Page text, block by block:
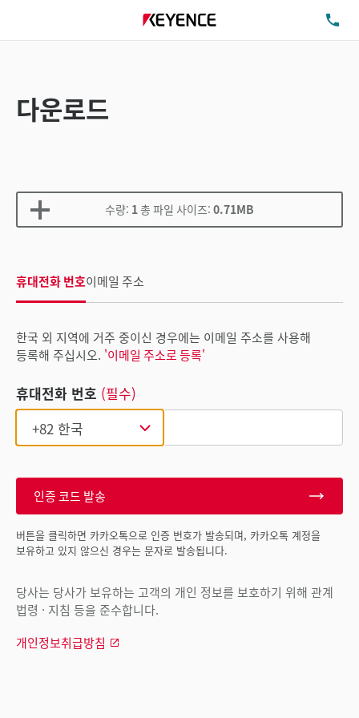
다운로드
수량: 1총 파일 사이즈: 0.71MB
휴대전화 번호이메일 주소
한국 외 지역에 거주 중이신 경우에는 이메일 주소를 사용해
등록해 주십시오. '이메일 주소로 등록'
휴대전화 번호 (필수)
인증 코드 발송
버튼을 클릭하면 카카오톡으로 인증 번호가 발송되며, 카카오톡 계정을
보유하고 있지 않으신 경우는 문자로 발송됩니다.
당사는 당사가 보유하는 고객의 개인 정보를 보호하기 위해 관계
법령 · 지침 등을 준수합니다.
개인정보취급방침